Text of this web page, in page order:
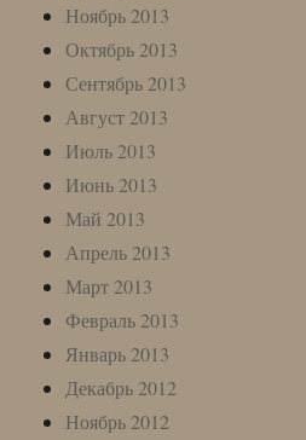
Ноябрь 2013
Октябрь 2013
Сентябрь 2013
Август 2013
Июль 2013
Июнь 2013
Май 2013
Апрель 2013
Март 2013
Февраль 2013
Январь 2013
Декабрь 2012
Ноябрь 2012